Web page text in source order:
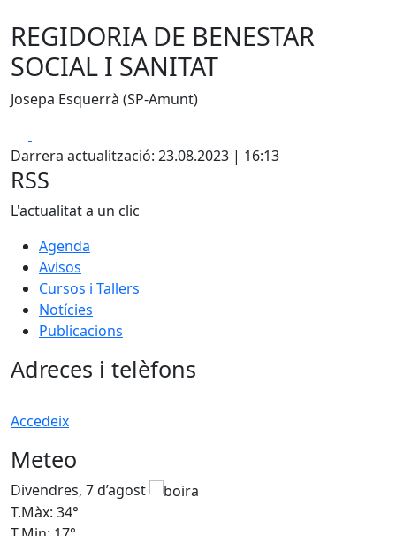
REGIDORIA DE BENESTAR
SOCIAL I SANITAT
Josepa Esquerrà (SP-Amunt)
Darrera actualització: 23.08.2023 | 16:13
RSS
L'actualitat a un clic
Agenda
Avisos
Cursos i Tallers
Notícies
Publicacions
Adreces i telèfons
Accedeix
Meteo
Divendres, 7 d’agost
T.Màx: 34°